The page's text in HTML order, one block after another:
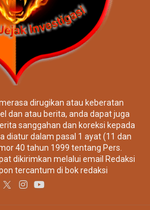
dirugikan atau keberatan
dan atau berita, anda dapat juga
sanggahan dan koreksi kepada
diatur dalam pasal 1 ayat (11 dan
40 tahun 1999 tentang Pers.
dikirimkan melalui email Redaksi
tercantum di bok redaksi